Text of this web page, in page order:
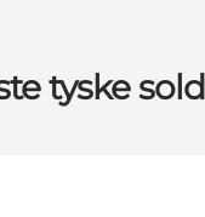
tyske